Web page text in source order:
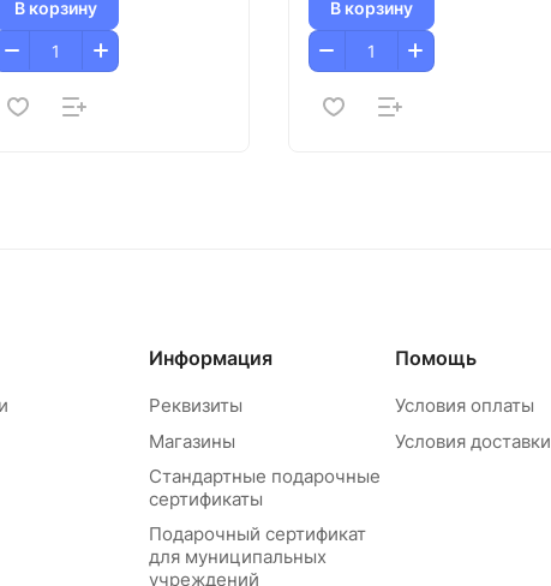
В корзину В корзину
Информация
Реквизиты
Магазины
Стандартные подарочные
сертификаты
Подарочный сертификат
для муниципальных
учреждений
Помощь
Условия оплаты
Условия доставки